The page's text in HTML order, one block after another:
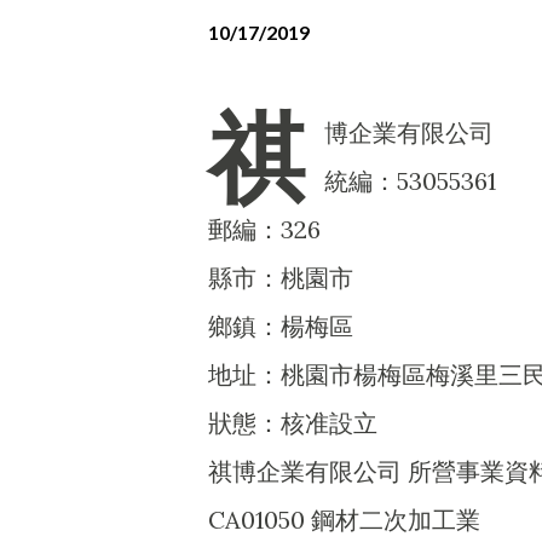
10/17/2019
祺
博企業有限公司
統編：53055361
郵編：326
縣市：桃園市
鄉鎮：楊梅區
地址：桃園市楊梅區梅溪里三
狀態：核准設立
祺博企業有限公司 所營事業資
CA01050 鋼材二次加工業